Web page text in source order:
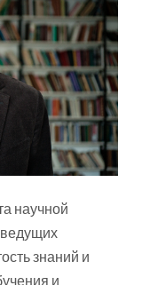
научной
знаний и
и